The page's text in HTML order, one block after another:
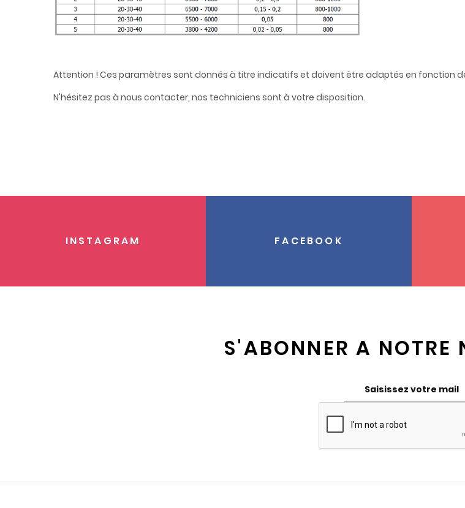
Attention ! Ces paramètres sont donnés à titre indicatifs et doivent être adaptés en fonction
N'hésitez pas à nous contacter, nos techniciens sont à votre disposition.
INSTAGRAM FACEBOOK
S'ABONNER A NOTRE